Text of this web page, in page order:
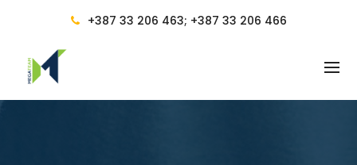
+387 33 206 463; +387 33 206 466
RAČUNOVODSTVENE USLUGE
RAČUNOVODSTVO